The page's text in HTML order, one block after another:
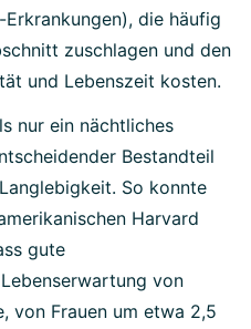
die häufig
zuschlagen und den
und Lebenszeit kosten.
nur ein nächtliches
Bestandteil
So konnte
Harvard
gute
von
von Frauen um etwa 2,5